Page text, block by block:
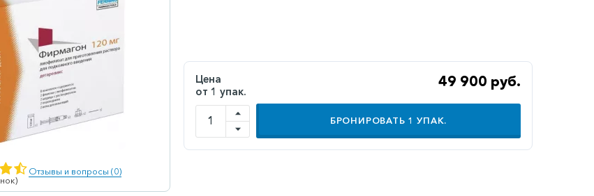
Отзывы и вопросы (0)
Цена
от 1 упак.
49 900 руб.
БРОНИРОВАТЬ 1 УПАК.